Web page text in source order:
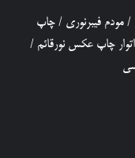
/ مودم فیبرنوری / چاپ
چاپ عکس نورقائم /